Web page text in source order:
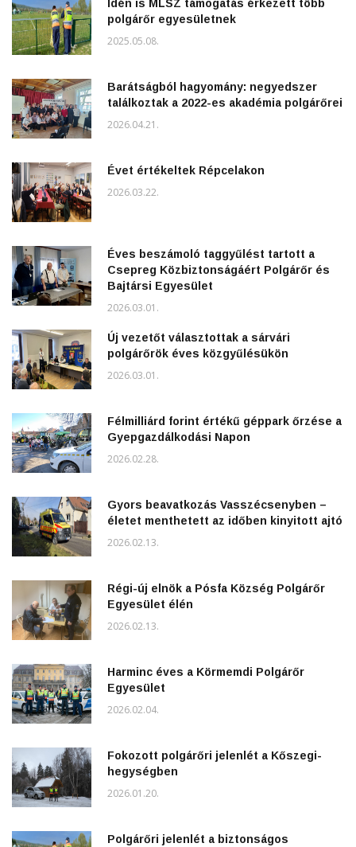
Idén is MLSZ támogatás érkezett több
polgárőr egyesületnek
2025.05.08.
Barátságból hagyomány: negyedszer
találkoztak a 2022-es akadémia polgárőrei
2026.04.21.
Évet értékeltek Répcelakon
2026.03.22.
Éves beszámoló taggyűlést tartott a
Csepreg Közbiztonságáért Polgárőr és
Bajtársi Egyesület
2026.03.01.
Új vezetőt választottak a sárvári
polgárőrök éves közgyűlésükön
2026.03.01.
Félmilliárd forint értékű géppark őrzése a
Gyepgazdálkodási Napon
2026.02.28.
Gyors beavatkozás Vasszécsenyben –
életet menthetett az időben kinyitott ajtó
2026.02.13.
Régi-új elnök a Pósfa Község Polgárőr
Egyesület élén
2026.02.13.
Harminc éves a Körmemdi Polgárőr
Egyesület
2026.02.04.
Fokozott polgárőri jelenlét a Kőszegi-
hegységben
2026.01.20.
Polgárőri jelenlét a biztonságos